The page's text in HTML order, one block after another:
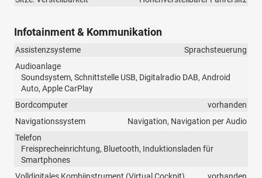
Infotainment & Kommunikation
Assistenzsysteme
Sprachsteuerung
Audioanlage
Soundsystem, Schnittstelle USB, Digitalradio DAB, Android
Auto, Apple CarPlay
Bordcomputer
vorhanden
Navigationssystem
Navigation, Navigation per Audio
Telefon
Freisprecheinrichtung, Bluetooth, Induktionsladen für
Smartphones